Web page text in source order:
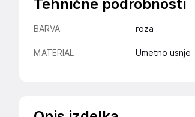
Tehnične podrobnosti
BARVA roza
MATERIAL Umetno usnje